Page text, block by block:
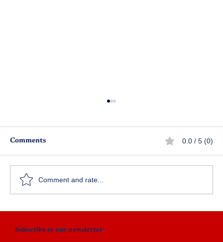
Comments 0.0 / 5 (0)
Comment and rate...
Subscribe to our newsletter